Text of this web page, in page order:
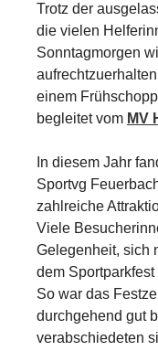
Trotz der
die vielen
Sonntagmorgen
einem
begleitet vom MV
In diesem Jahr
Sportvg
zahlreiche
Viele
Gelegenheit, sich
dem
So war das
durchgehend gut
verabschiedeten